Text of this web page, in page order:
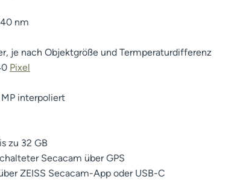
nm
je nach Objektgröße und Termperaturdifferenz
Pixel
MP interpoliert
zu 32 GB
Secacam über GPS
ZEISS Secacam-App oder USB-C